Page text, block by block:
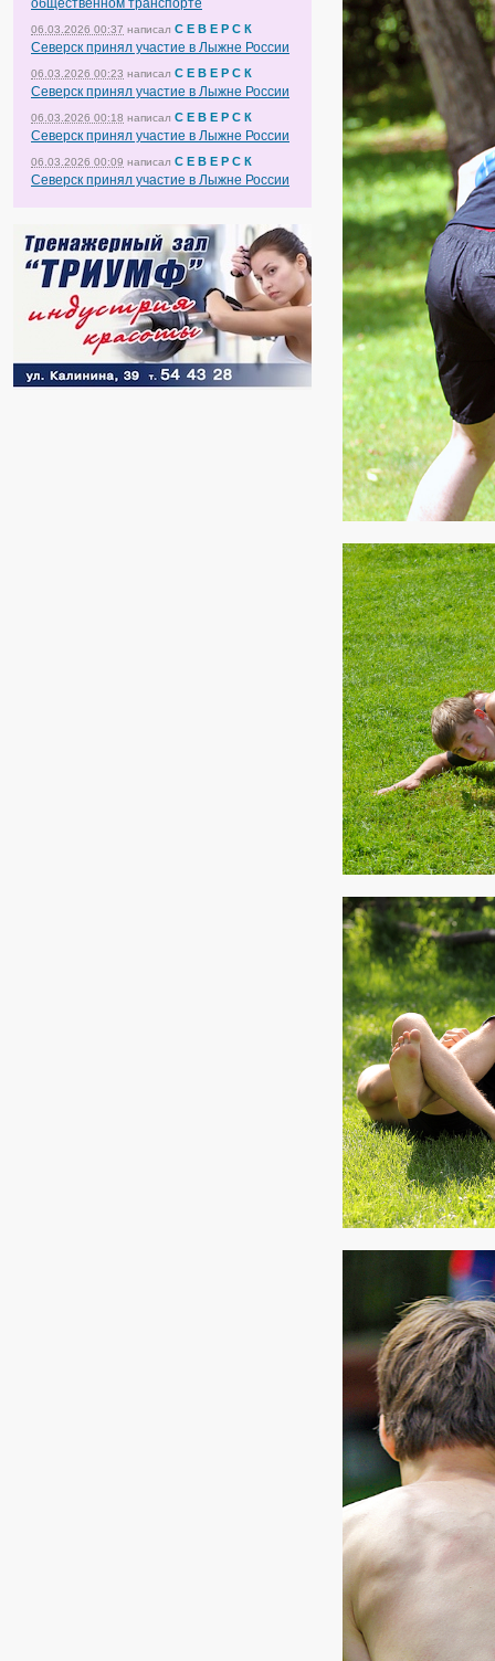
общественном транспорте
06.03.2026 00:37 написал С Е В Е Р С К
Северск принял участие в Лыжне России
06.03.2026 00:23 написал С Е В Е Р С К
Северск принял участие в Лыжне России
06.03.2026 00:18 написал С Е В Е Р С К
Северск принял участие в Лыжне России
06.03.2026 00:09 написал С Е В Е Р С К
Северск принял участие в Лыжне России